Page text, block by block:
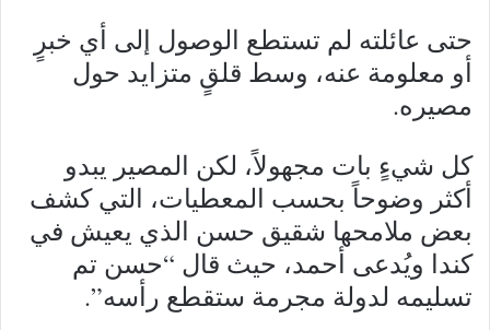
حتى عائلته لم تستطع الوصول إلى أي خبرٍ
أو معلومة عنه، وسط قلقٍ متزايد حول
مصيره.
كل شيءٍ بات مجهولاً، لكن المصير يبدو
أكثر وضوحاً بحسب المعطيات، التي كشف
بعض ملامحها شقيق حسن الذي يعيش في
كندا ويُدعى أحمد، حيث قال “حسن تم
تسليمه لدولة مجرمة ستقطع رأسه”.